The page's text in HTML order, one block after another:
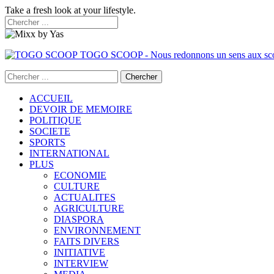
Take a fresh look at your lifestyle.
TOGO SCOOP - Nous redonnons un sens aux
ACCUEIL
DEVOIR DE MEMOIRE
POLITIQUE
SOCIETE
SPORTS
INTERNATIONAL
PLUS
ECONOMIE
CULTURE
ACTUALITES
AGRICULTURE
DIASPORA
ENVIRONNEMENT
FAITS DIVERS
INITIATIVE
INTERVIEW